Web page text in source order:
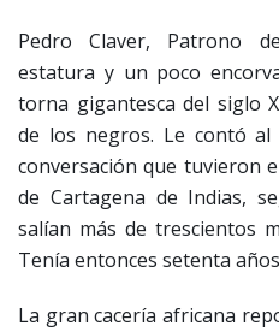
Pedro Claver, Patrono
estatura y un poco
torna gigantesca del siglo
de los negros. Le contó
conversación que tuvieron
de Cartagena de Indias,
salían más de trescientos
Tenía entonces setenta
La gran cacería africana